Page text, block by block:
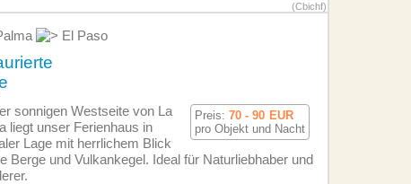
(Cbichf)
El Paso
Preis: 70 - 90 EUR
pro Objekt und Nacht
sonnigen Westseite von La
liegt unser Ferienhaus in
Lage mit herrlichem Blick
Berge und Vulkankegel. Ideal für Naturliebhaber und